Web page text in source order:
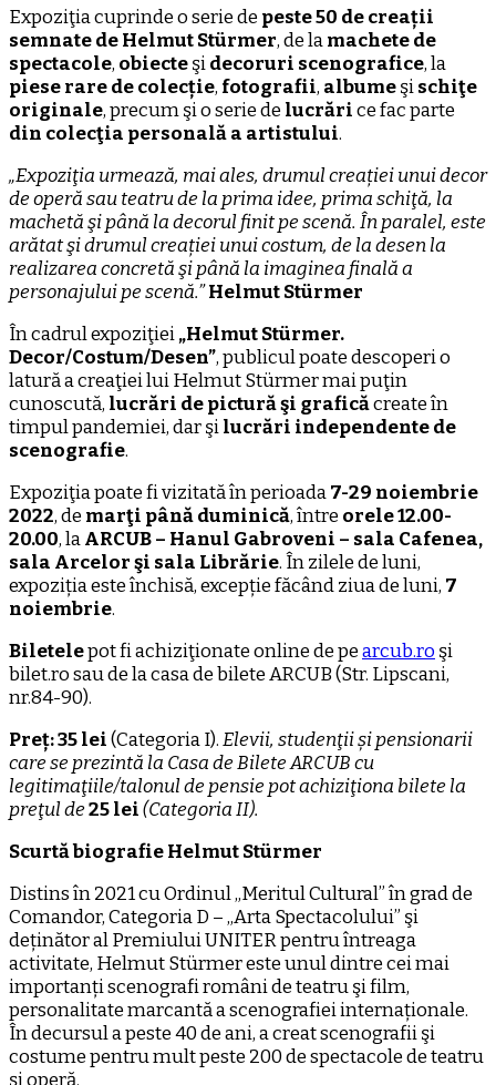
Expoziţia cuprinde o serie de peste 50 de creații
semnate de Helmut Stürmer, de lamachete de
spectacole, obiecteşidecoruri scenografice, la
piese rare de colecție, fotografii, albumeşischiţe
originale, precum şi o serie de lucrărice fac parte
din colecţia personală a artistului.
„Expoziţia urmează, mai ales, drumul creației unui decor
de operă sau teatru de la prima idee, prima schiţă, la
machetă şi până la decorul finit pe scenă. În paralel, este
arătat şi drumul creației unui costum, de la desen la
realizarea concretă şi până la imaginea finală a
personajului pe scenă.”Helmut Stürmer
În cadrul expoziţiei„Helmut Stürmer.
Decor/Costum/Desen”, publicul poate descoperi o
latură a creaţiei lui Helmut Stürmer mai puţin
cunoscută, lucrări de pictură şi graficăcreate în
timpul pandemiei, dar şilucrări independente de
scenografie.
Expoziţia poate fi vizitată în perioada7-29 noiembrie
2022, de marţi până duminică, între orele 12.00-
20.00, laARCUB– Hanul Gabroveni – sala Cafenea,
sala Arcelor şi sala Librărie. În zilele de luni,
expoziția este închisă, excepție făcând ziua de luni, 7
noiembrie.
Biletelepot fi achiziţionate online de pearcub.ro şi
bilet.ro sau de la casa de bilete ARCUB (Str. Lipscani,
nr.84-90).
Preț: 35 lei(Categoria I).Elevii, studenţii și pensionarii
care se prezintă la Casa de Bilete ARCUB cu
legitimaţiile/talonul de pensie pot achiziţiona bilete la
preţul de25 lei(Categoria II).
Scurtă biografieHelmut Stürmer
Distins în 2021 cu Ordinul „Meritul Cultural” în grad de
Comandor, Categoria D – „Arta Spectacolului” şi
deținător al Premiului UNITER pentru întreaga
activitate, Helmut Stürmer este unul dintre cei mai
importanți scenografi români de teatru şi film,
personalitate marcantă a scenografiei internaționale.
În decursul a peste 40 de ani, a creat scenografii şi
costume pentru mult peste 200 de spectacole de teatru